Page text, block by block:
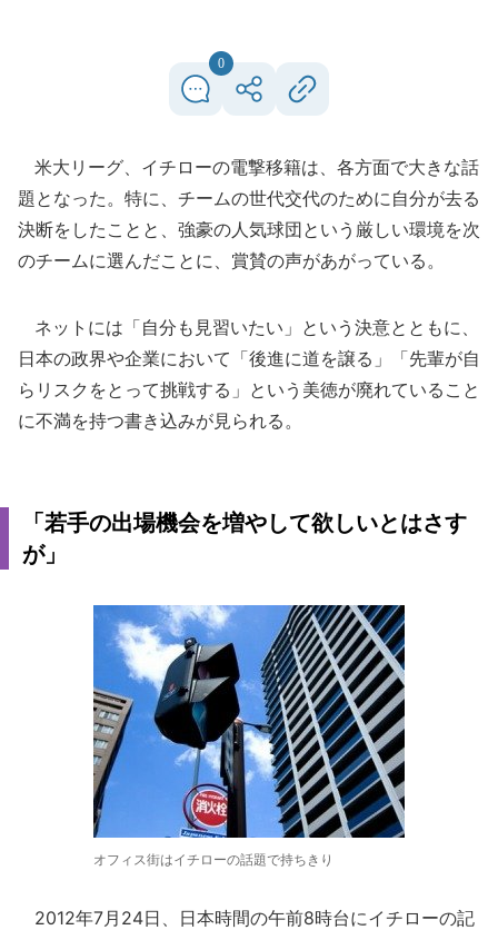
0
米大リーグ、イチローの電撃移籍は、各方面で大きな話
題となった。特に、チームの世代交代のために自分が去る
決断をしたことと、強豪の人気球団という厳しい環境を次
のチームに選んだことに、賞賛の声があがっている。
ネットには「自分も見習いたい」という決意とともに、
日本の政界や企業において「後進に道を譲る」「先輩が自
らリスクをとって挑戦する」という美徳が廃れていること
に不満を持つ書き込みが見られる。
「若手の出場機会を増やして欲しいとはさす
が」
オフィス街はイチローの話題で持ちきり
2012年7月24日、日本時間の午前8時台にイチローの記